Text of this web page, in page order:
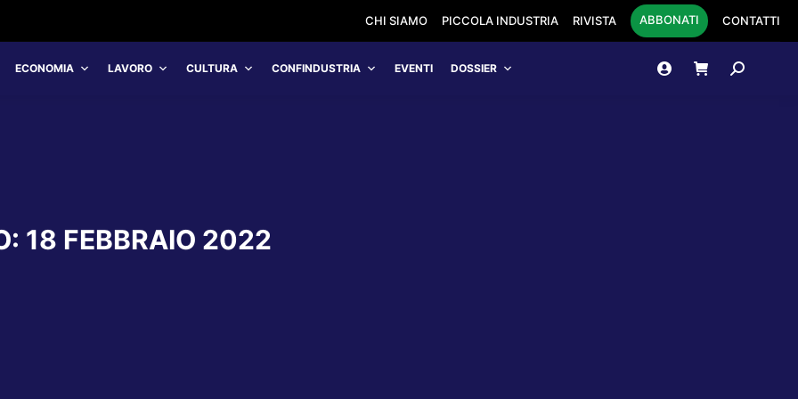
CHI SIAMO PICCOLA INDUSTRIA RIVISTA ABBONATI CONTATTI
ECONOMIA LAVORO CULTURA CONFINDUSTRIA EVENTI DOSSIER Cerca:
18 FEBBRAIO 2022